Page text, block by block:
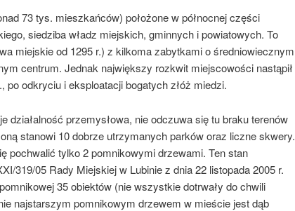
73 tys. mieszkańców) położone w północnej części
siedziba władz miejskich, gminnych i powiatowych. To
miejskie od 1295 r.) z kilkoma zabytkami o średniowiecznym
centrum. Jednak największy rozkwit miejscowości nastąpił
po odkryciu i eksploatacji bogatych złóż miedzi.
działalność przemysłowa, nie odczuwa się tu braku terenów
stanowi 10 dobrze utrzymanych parków oraz liczne skwery.
pochwalić tylko 2 pomnikowymi drzewami. Ten stan
319/05 Rady Miejskiej w Lubinie z dnia 22 listopada 2005 r.
35 obiektów (nie wszystkie dotrwały do chwili
najstarszym pomnikowym drzewem w mieście jest dąb